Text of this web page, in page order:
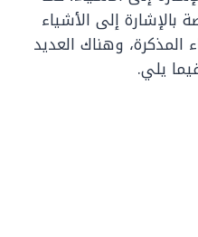
إلى الأشياء
المذكرة، وهناك العديد
يلي.